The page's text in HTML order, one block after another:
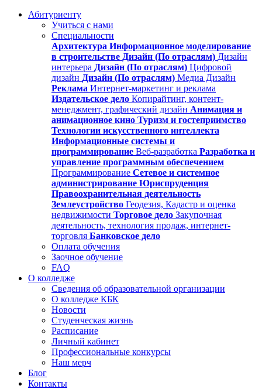
Абитуриенту
Учиться с нами
Специальности
Архитектура Информационное моделирование
в строительстве Дизайн (По отраслям) Дизайн
интерьера Дизайн (По отраслям) Цифровой
дизайн Дизайн (По отраслям) Медиа Дизайн
Реклама Интернет-маркетинг и реклама
Издательское дело Копирайтинг, контент-
менеджмент, графический дизайн Анимация и
анимационное кино Туризм и гостеприимство
Технологии искусственного интеллекта
Информационные системы и
программирование Веб-разработка Разработка и
управление программным обеспечением
Программирование Сетевое и системное
администрирование Юриспруденция
Правоохранительная деятельность
Землеустройство Геодезия, Кадастр и оценка
недвижимости Торговое дело Закупочная
деятельность, технология продаж, интернет-
торговля Банковское дело
Оплата обучения
Заочное обучение
FAQ
О колледже
Сведения об образовательной организации
О колледже КБК
Новости
Студенческая жизнь
Расписание
Личный кабинет
Профессиональные конкурсы
Наш мерч
Блог
Контакты